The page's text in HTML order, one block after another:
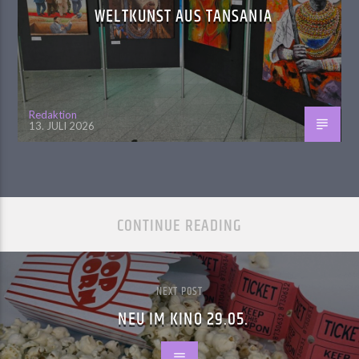
WELTKUNST AUS TANSANIA
Redaktion
13. JULI 2026
CONTINUE READING
NEXT POST
NEU IM KINO 29.05.